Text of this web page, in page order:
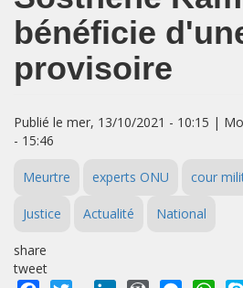
bénéficie
provisoire
Publié le mer, 13/10/2021 - 10:15 |
- 15:46
Meurtre experts ONU cour
Justice Actualité National
share
tweet